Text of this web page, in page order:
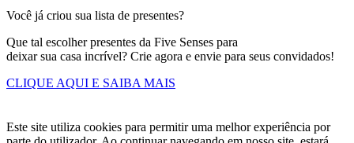
Você já criou sua lista de presentes?
Que tal escolher presentes da Five Senses para
deixar sua casa incrível? Crie agora e envie para seus convidados!
CLIQUE AQUI E SAIBA MAIS
Este site utiliza cookies para permitir uma melhor experiência por